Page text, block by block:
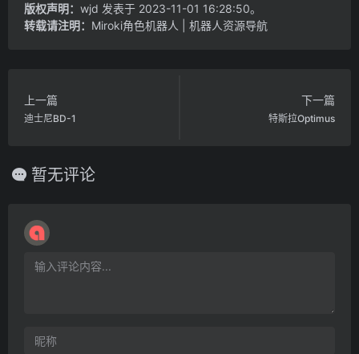
版权声明： wjd 发表于 2023-11-01 16:28:50。
转载请注明： Miroki角色机器人 | 机器人资源导航
上一篇
迪士尼BD-1
下一篇
特斯拉Optimus
暂无评论